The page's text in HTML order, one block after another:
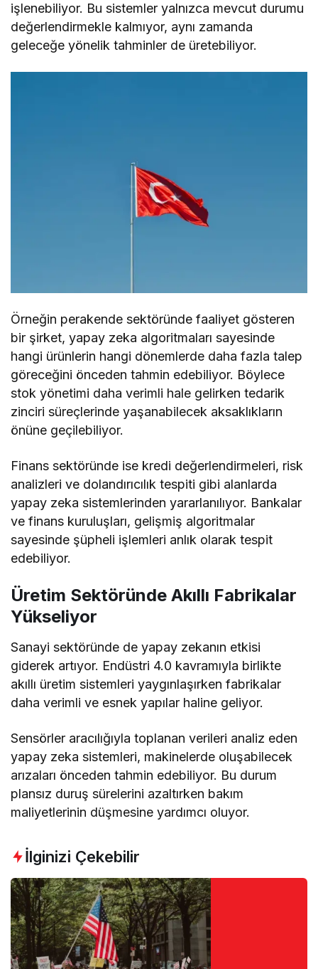
işlenebiliyor. Bu sistemler yalnızca mevcut durumu
değerlendirmekle kalmıyor, aynı zamanda
geleceğe yönelik tahminler de üretebiliyor.
Örneğin perakende sektöründe faaliyet gösteren
bir şirket, yapay zeka algoritmaları sayesinde
hangi ürünlerin hangi dönemlerde daha fazla talep
göreceğini önceden tahmin edebiliyor. Böylece
stok yönetimi daha verimli hale gelirken tedarik
zinciri süreçlerinde yaşanabilecek aksaklıkların
önüne geçilebiliyor.
Finans sektöründe ise kredi değerlendirmeleri, risk
analizleri ve dolandırıcılık tespiti gibi alanlarda
yapay zeka sistemlerinden yararlanılıyor. Bankalar
ve finans kuruluşları, gelişmiş algoritmalar
sayesinde şüpheli işlemleri anlık olarak tespit
edebiliyor.
Üretim Sektöründe Akıllı Fabrikalar
Yükseliyor
Sanayi sektöründe de yapay zekanın etkisi
giderek artıyor. Endüstri 4.0 kavramıyla birlikte
akıllı üretim sistemleri yaygınlaşırken fabrikalar
daha verimli ve esnek yapılar haline geliyor.
Sensörler aracılığıyla toplanan verileri analiz eden
yapay zeka sistemleri, makinelerde oluşabilecek
arızaları önceden tahmin edebiliyor. Bu durum
plansız duruş sürelerini azaltırken bakım
maliyetlerinin düşmesine yardımcı oluyor.
İlginizi Çekebilir